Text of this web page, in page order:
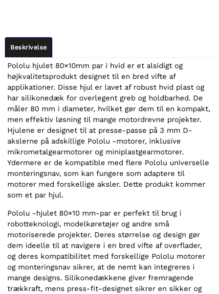
Beskrivelse
Pololu hjulet 80×10mm par i hvid er et alsidigt og
højkvalitetsprodukt designet til en bred vifte af
applikationer. Disse hjul er lavet af robust hvid plast og
har silikonedæk for overlegent greb og holdbarhed. De
måler 80 mm i diameter, hvilket gør dem til en kompakt,
men effektiv løsning til mange motordrevne projekter.
Hjulene er designet til at presse-passe på 3 mm D-
akslerne på adskillige Pololu -motorer, inklusive
mikrometalgearmotorer og miniplastgearmotorer.
Ydermere er de kompatible med flere Pololu universelle
monteringsnav, som kan fungere som adaptere til
motorer med forskellige aksler. Dette produkt kommer
som et par hjul.
Pololu -hjulet 80×10 mm-par er perfekt til brug i
robotteknologi, modelkøretøjer og andre små
motoriserede projekter. Deres størrelse og design gør
dem ideelle til at navigere i en bred vifte af overflader,
og deres kompatibilitet med forskellige Pololu motorer
og monteringsnav sikrer, at de nemt kan integreres i
mange designs. Silikonedækkene giver fremragende
trækkraft, mens press-fit-designet sikrer en sikker og